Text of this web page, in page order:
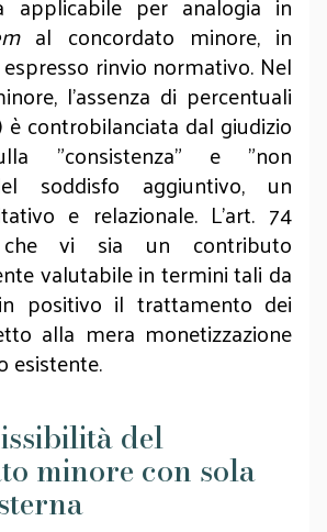
al concordato minore, in
rinvio normativo. Nel
l'assenza di percentuali
è controbilanciata dal giudizio
"consistenza" e "non
soddisfo aggiuntivo, un
e relazionale. L'art. 74
vi sia un contributo
valutabile in termini tali da
positivo il trattamento dei
alla mera monetizzazione
esistente.
del
minore con sola